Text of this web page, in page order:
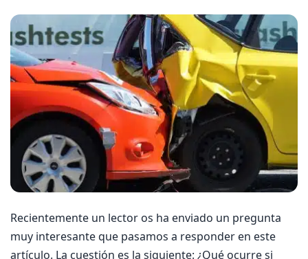
Artículos sobre la Jubilación
Recientemente un lector os ha enviado un pregunta
muy interesante que pasamos a responder en este
artículo. La cuestión es la siguiente: ¿Qué ocurre si